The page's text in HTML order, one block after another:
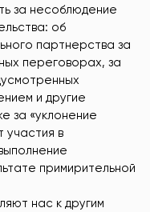
за несоблюдение
об
партнерства за
переговорах, за
и другие
за «уклонение
участия в
примирительной
нас к другим